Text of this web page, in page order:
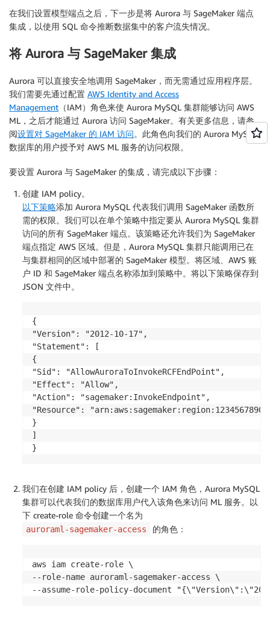
在我们设置模型端点之后，下一步是将 Aurora 与 SageMaker 端点
集成，以使用 SQL 命令推断数据集中的客户流失情况。
将 Aurora 与 SageMaker 集成
Aurora 可以直接安全地调用 SageMaker，而无需通过应用程序层。
我们需要先通过配置 AWS Identity and Access
Management （IAM）角色来使 Aurora MySQL 集群能够访问 AWS
ML，之后才能通过 Aurora 访问 SageMaker。有关更多信息，请参
阅设置对 SageMaker 的 IAM 访问。此角色向我们的 Aurora MySQL
数据库的用户授予对 AWS ML 服务的访问权限。
要设置 Aurora 与 SageMaker 的集成，请完成以下步骤：
创建 IAM policy。
以下策略添加 Aurora MySQL 代表我们调用 SageMaker 函数所
需的权限。我们可以在单个策略中指定要从 Aurora MySQL 集群
访问的所有 SageMaker 端点。该策略还允许我们为 SageMaker
端点指定 AWS 区域。但是，Aurora MySQL 集群只能调用已在
与集群相同的区域中部署的 SageMaker 模型。将区域、AWS 账
户 ID 和 SageMaker 端点名称添加到策略中。将以下策略保存到
JSON 文件中。
{
"Version": "2012-10-17",
"Statement": [
{
"Sid": "AllowAuroraToInvokeRCFEndPoint",
"Effect": "Allow",
"Action": "sagemaker:InvokeEndpoint",
"Resource":
}
]
}
我们在创建 IAM policy 后，创建一个 IAM 角色，Aurora MySQL
集群可以代表我们的数据库用户代入该角色来访问 ML 服务。以
下 create-role 命令创建一个名为
auroraml-sagemaker-access 的角色：
aws iam create-role \
--role-name auroraml-sagemaker-access \
--assume-role-policy-document